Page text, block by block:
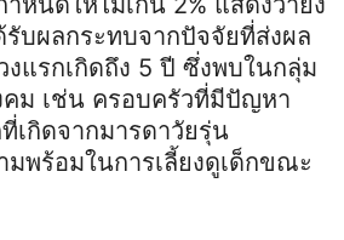
บผลกระทบจากปัจจัยที่ส่งผล
แรกเกิดถึง 5 ปี ซึ่งพบในกลุ่ม
คม เช่น ครอบครัวที่มีปัญหา
เกิดจากมารดาวัยรุ่น
พร้อมในการเลี้ยงดูเด็กขณะ